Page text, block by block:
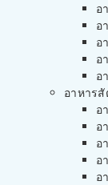
อ
อ
อ
อ
อ
อาหาร
อ
อ
อ
อ
อ